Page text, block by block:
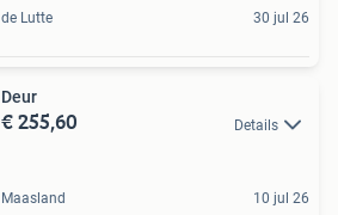
de Lutte 30 jul 26
Deur
€ 255,60 Details
Maasland 10 jul 26